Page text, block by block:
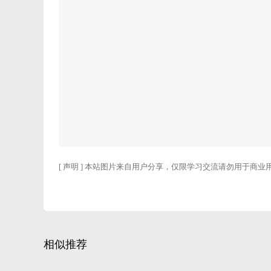
[ 声明 ] 本站图片来自用户分享，仅限学习交流请勿用于商业
相似推荐